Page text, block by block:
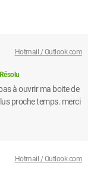
Hotmail / Outlook.com
Résolu
à ouvrir ma boite de
proche temps. merci
Hotmail / Outlook.com